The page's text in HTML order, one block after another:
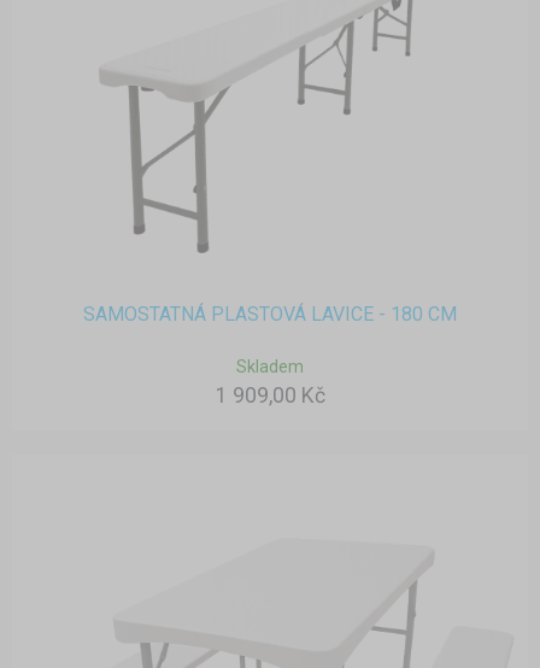
SAMOSTATNÁ PLASTOVÁ LAVICE - 180 CM
Skladem
1 909,00 Kč